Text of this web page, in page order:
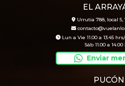
EL
Urrutia 788, local 5,
Lun a Vie 11.00 a 13.45 hrs/
Sáb 11.00 a
Enviar
PUCÓN